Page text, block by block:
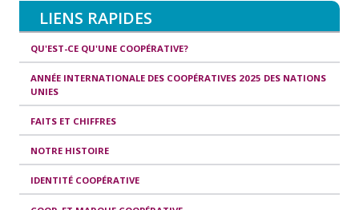
LIENS RAPIDES
QU'EST-CE QU'UNE COOPÉRATIVE?
ANNÉE INTERNATIONALE DES COOPÉRATIVES 2025 DES NATIONS
UNIES
FAITS ET CHIFFRES
NOTRE HISTOIRE
IDENTITÉ COOPÉRATIVE